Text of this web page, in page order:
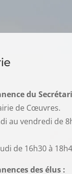
du
de Cœuvres.
au vendredi de
de 16h30 à
des élus :